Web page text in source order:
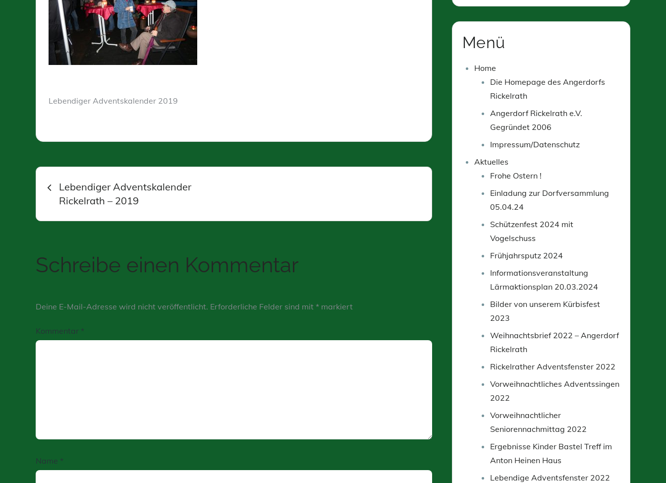
Lebendiger Adventskalender 2019
Beitragsnavigation
Lebendiger Adventskalender
Rickelrath – 2019
Schreibe einen Kommentar
Deine E-Mail-Adresse wird nicht veröffentlicht. Erforderliche Felder sind mit * markiert
Kommentar *
Name *
Menü
Home
Die Homepage des Angerdorfs
Rickelrath
Angerdorf Rickelrath e.V.
Gegründet 2006
Impressum/Datenschutz
Aktuelles
Frohe Ostern !
Einladung zur Dorfversammlung
05.04.24
Schützenfest 2024 mit
Vogelschuss
Frühjahrsputz 2024
Informationsveranstaltung
Lärmaktionsplan 20.03.2024
Bilder von unserem Kürbisfest
2023
Weihnachtsbrief 2022 – Angerdorf
Rickelrath
Rickelrather Adventsfenster 2022
Vorweihnachtliches Adventssingen
2022
Vorweihnachtlicher
Seniorennachmittag 2022
Ergebnisse Kinder Bastel Treff im
Anton Heinen Haus
Lebendige Adventsfenster 2022